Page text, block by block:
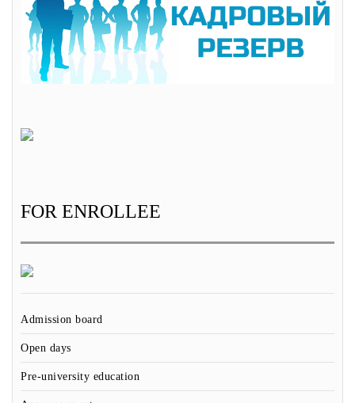
FOR ENROLLEE
Admission board
Open days
Pre-university education